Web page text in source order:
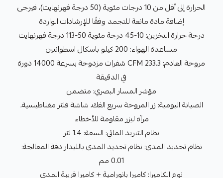
الحرارة إلى أقل من 10 درجات مئوية (50 درجة فهرنهايت)، فيرجى
إضافة مادة مانعة للتجمد وفقًا للإرشادات الواردة
درجة حرارة التخزين: 10-45 درجة مئوية 50-113 درجة فهرنهايت
مساعدة الهواء: 200 كيلو باسكال اسطوانتين
مروحة العادم: 233.3 CFM شفرات مزدوجة بسرعة 14000 دورة
في الدقيقة
مؤشر المسار البصري: متضمن
الصيانة اليومية: زر المروحة سريع الفك، شاشة فلتر مغناطيسية،
مرآة ليزر مقاومة للأخطاء
نظام التبريد المائي: السعة: 1.4 لتر
نظام تحديد المدى: نظام تحديد المدى بالليدار دقة المعالجة:
0.01 مم
نوع الكاميرا: كاميرا بانورامية + كاميرا قريبة المدى